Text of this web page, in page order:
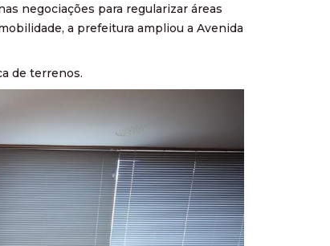
negociações para regularizar áreas
a prefeitura ampliou a Avenida
de terrenos.